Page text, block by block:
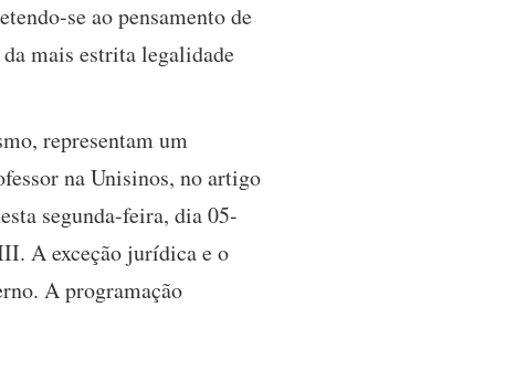
se ao pensamento de
mais estrita legalidade
representam um
na Unisinos, no artigo
segunda-feira, dia 05-
A exceção jurídica e o
A programação